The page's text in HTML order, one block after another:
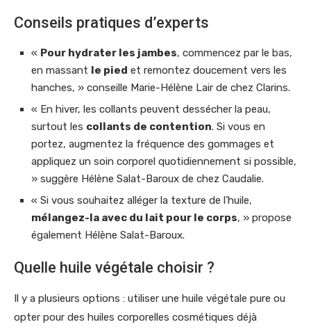
Conseils pratiques d’experts
« Pour hydrater les jambes, commencez par le bas,
en massant le pied et remontez doucement vers les
hanches, » conseille Marie-Hélène Lair de chez Clarins.
« En hiver, les collants peuvent dessécher la peau,
surtout les collants de contention. Si vous en
portez, augmentez la fréquence des gommages et
appliquez un soin corporel quotidiennement si possible,
» suggère Hélène Salat-Baroux de chez Caudalie.
« Si vous souhaitez alléger la texture de l’huile,
mélangez-la avec du lait pour le corps, » propose
également Hélène Salat-Baroux.
Quelle huile végétale choisir ?
Il y a plusieurs options : utiliser une huile végétale pure ou
opter pour des huiles corporelles cosmétiques déjà